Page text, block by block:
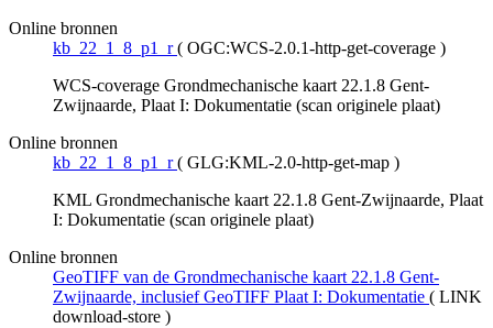
Online bronnen
kb_22_1_8_p1_r ( OGC:WCS-2.0.1-http-get-coverage )
WCS-coverage Grondmechanische kaart 22.1.8 Gent-
Zwijnaarde, Plaat I: Dokumentatie (scan originele plaat)
Online bronnen
kb_22_1_8_p1_r ( GLG:KML-2.0-http-get-map )
KML Grondmechanische kaart 22.1.8 Gent-Zwijnaarde, Plaat
I: Dokumentatie (scan originele plaat)
Online bronnen
GeoTIFF van de Grondmechanische kaart 22.1.8 Gent-
Zwijnaarde, inclusief GeoTIFF Plaat I: Dokumentatie ( LINK
download-store )